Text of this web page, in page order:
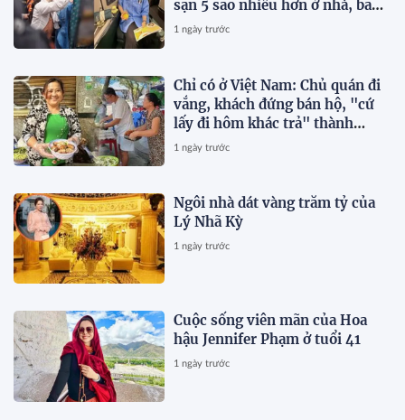
sạn 5 sao nhiều hơn ở nhà, bay
hạng thương gia
1 ngày trước
Chỉ có ở Việt Nam: Chủ quán đi
vắng, khách đứng bán hộ, "cứ
lấy đi hôm khác trả" thành
chuyện thường ngày
1 ngày trước
Ngôi nhà dát vàng trăm tỷ của
Lý Nhã Kỳ
1 ngày trước
Cuộc sống viên mãn của Hoa
hậu Jennifer Phạm ở tuổi 41
1 ngày trước